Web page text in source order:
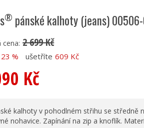
® pánské kalhoty (jeans)
cena: 2 699 Kč
23 % ušetříte 609 Kč
Kč
kalhoty v pohodlném střihu se středně
nohavice. Zapínání na zip a knoflík.